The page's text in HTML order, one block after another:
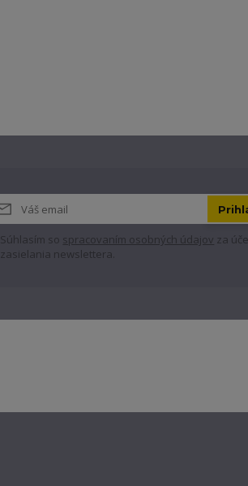
Súhlasím so spracovaním osobných údajov za
zasielania newslettera.